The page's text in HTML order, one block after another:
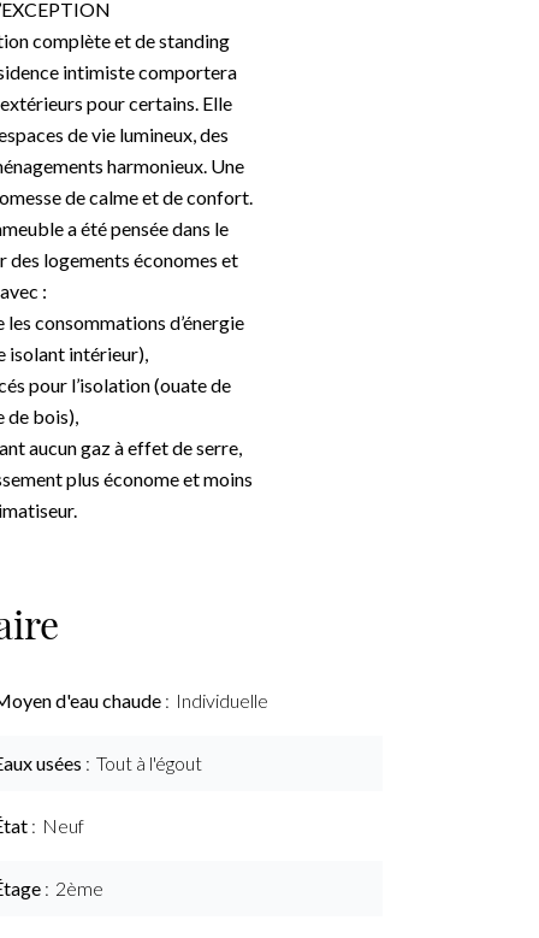
complète et de standing
intimiste comportera
pour certains. Elle
de vie lumineux, des
harmonieux. Une
de calme et de confort.
a été pensée dans le
des logements économes et
:
consommations d’énergie
isolant intérieur),
pour l’isolation (ouate de
de bois),
aucun gaz à effet de serre,
plus économe et moins
d'eau chaude Individuelle
usées Tout à l'égout
Neuf
2ème